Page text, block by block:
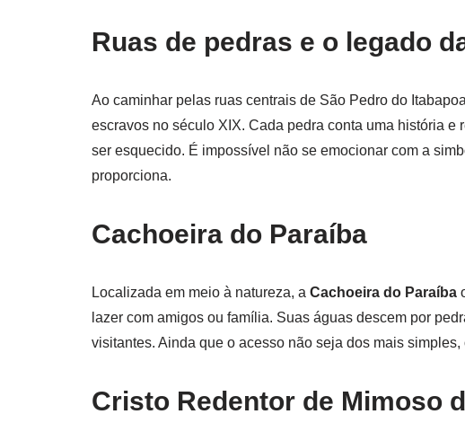
Ruas de pedras e o legado
Ao caminhar pelas ruas centrais de São Pedro do
escravos no século XIX. Cada pedra conta uma história
ser esquecido. É impossível não se emocionar com a
proporciona.
Cachoeira do Paraíba
Localizada em meio à natureza, a Cachoeira do Paraíba
lazer com amigos ou família. Suas águas descem por
visitantes. Ainda que o acesso não seja dos mais simples,
Cristo Redentor de Mimoso